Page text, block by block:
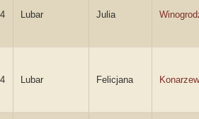
Lubar Julia
Lubar Felicjana